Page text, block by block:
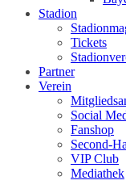
Stadion
Tickets
Partner
Verein
Social
Fanshop
Second-
VIP Club
Mediathek